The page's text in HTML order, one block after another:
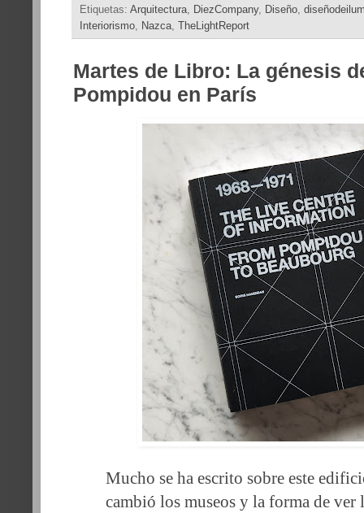
Etiquetas: Arquitectura, DiezCompany, Diseño,
Interiorismo, Nazca, TheLightReport
Martes de Libro: La génesis
Pompidou en París
Mucho se ha escrito sobre este
cambió los museos y la forma de